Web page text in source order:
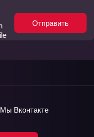
Отправить
Мы Вконтакте